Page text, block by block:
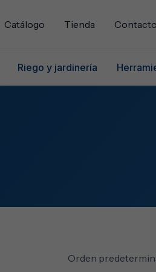
Catálogo Tienda Contacto
Riego y jardinería